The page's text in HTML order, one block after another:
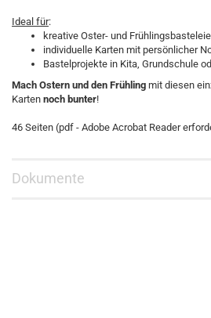
Ideal für:
kreative Oster- und
individuelle Karten mit persönlicher
Bastelprojekte in Kita, Grundschule
Mach Ostern und den Frühling mit diesen
Karten noch bunter!
46 Seiten (pdf - Adobe Acrobat Reader
Dokumente